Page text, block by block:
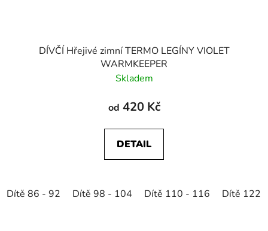
DÍVČÍ Hřejivé zimní TERMO LEGÍNY VIOLET
WARMKEEPER
Skladem
od 420 Kč
DETAIL
Dítě 86 - 92 Dítě 98 - 104 Dítě 110 - 116 Dítě 122